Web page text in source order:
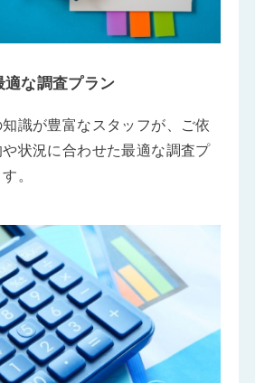
適な調査プラン
識が豊富なスタッフが、ご依
状況に合わせた最適な調査プ
。